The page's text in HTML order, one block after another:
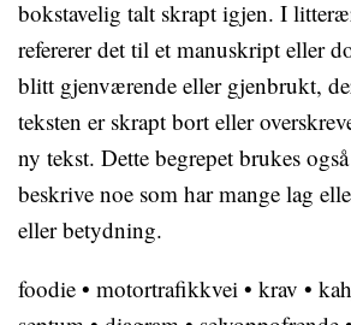
bokstavelig talt skrapt igjen. I
refererer det til et manuskript eller
blitt gjenværende eller gjenbrukt,
teksten er skrapt bort eller
ny tekst. Dette begrepet brukes
beskrive noe som har mange lag
eller betydning.
foodie • motortrafikkvei • krav •